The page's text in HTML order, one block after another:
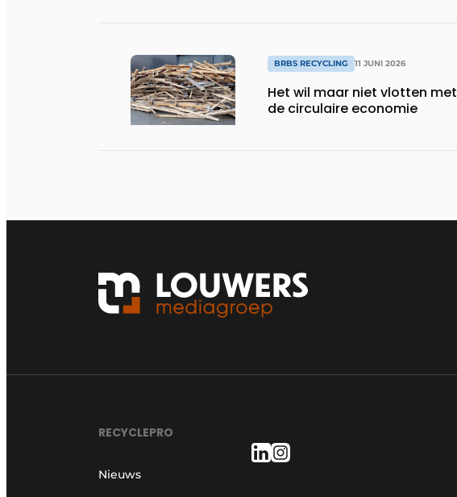
BRBS RECYCLING 11 JUNI 2026
Het wil maar niet vlotten met
de circulaire economie
RECYCLEPRO
Nieuws